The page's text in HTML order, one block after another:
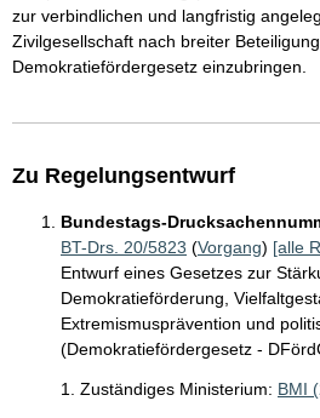
zur verbindlichen und langfristig
Zivilgesellschaft nach breiter
Demokratiefördergesetz einzubringen.
Zu Regelungsentwurf
Bundestags-
BT-Drs. 20/5823 (Vorgang) [alle
Entwurf eines Gesetzes zur
Demokratieförderung,
Extremismusprävention und
(Demokratiefördergesetz -
1. Zuständiges Ministerium: BMI